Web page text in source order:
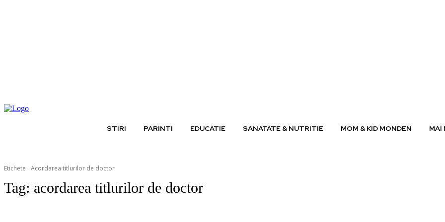
STIRI PARINTI EDUCATIE SANATATE & NUTRITIE MOM & KID MONDEN MAI
Etichete Acordarea titlurilor de doctor
Tag: acordarea titlurilor de doctor